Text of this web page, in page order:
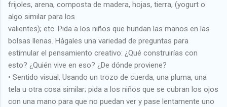
frijoles, arena, composta de madera, hojas, tierra, (yogurt o
algo similar para los
valientes); etc. Pida a los niños que hundan las manos en las
bolsas llenas. Hágales una variedad de preguntas para
estimular el pensamiento creativo: ¿Qué construirías con
esto? ¿Quién vive en eso? ¿De dónde proviene?
• Sentido visual. Usando un trozo de cuerda, una pluma, una
tela u otra cosa similar; pida a los niños que se cubran los ojos
con una mano para que no puedan ver y pase lentamente uno